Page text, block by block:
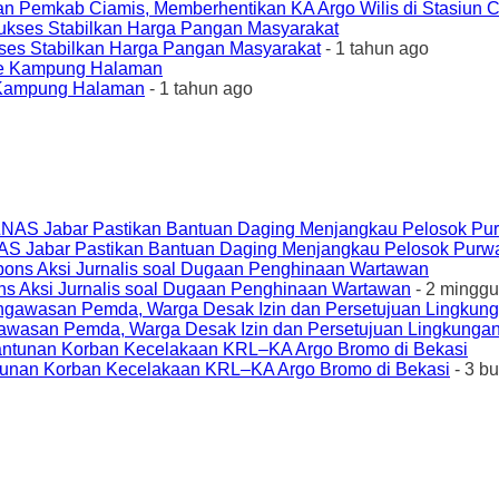
Pemkab Ciamis, Memberhentikan KA Argo Wilis di Stasiun
Stabilkan Harga Pangan Masyarakat- 1 tahun ago
Halaman - 1 tahun ago
Jabar Pastikan Bantuan Daging Menjangkau Pelosok
Aksi Jurnalis soal Dugaan Penghinaan Wartawan - 2
Pemda, Warga Desak Izin dan Persetujuan
Korban Kecelakaan KRL–KA Argo Bromo di Bekasi - 3